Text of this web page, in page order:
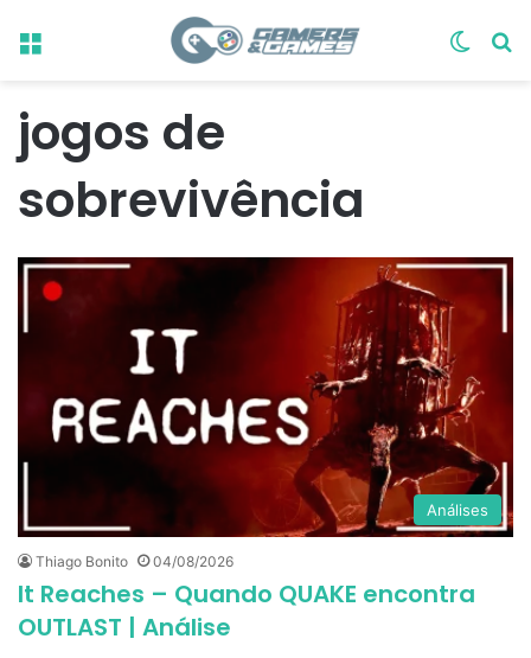
Menu
jogos de
sobrevivência
Análises
Thiago Bonito 04/08/2026
It Reaches – Quando QUAKE encontra
OUTLAST | Análise